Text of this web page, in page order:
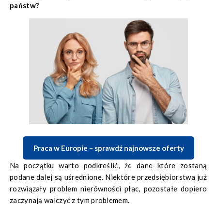
państw?
Praca w Europie – sprawdź najnowsze oferty
Na początku warto podkreślić, że dane które zostaną
podane dalej są uśrednione. Niektóre przedsiębiorstwa już
rozwiązały problem nierówności płac, pozostałe dopiero
zaczynają walczyć z tym problemem.